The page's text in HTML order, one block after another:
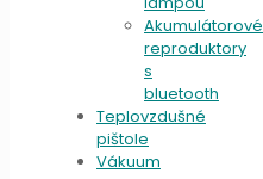
Akumulátorové
reproduktory
s
bluetooth
Teplovzdušné
pištole
Vákuum